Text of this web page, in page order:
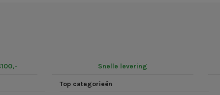
Snelle levering
Top categorieën